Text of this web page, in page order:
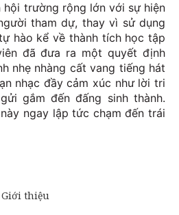
trường rộng lớn với sự hiện
tham dự, thay vì sử dụng
hào kể về thành tích học tập
đã đưa ra một quyết định
nhẹ nhàng cất vang tiếng hát
nhạc đầy cảm xúc như lời tri
gắm đến đấng sinh thành.
ngay lập tức chạm đến trái